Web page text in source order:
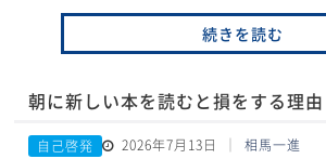
続きを読む
朝に新しい本を読むと損をする理由
自己啓発 2026年7月13日 相馬一進